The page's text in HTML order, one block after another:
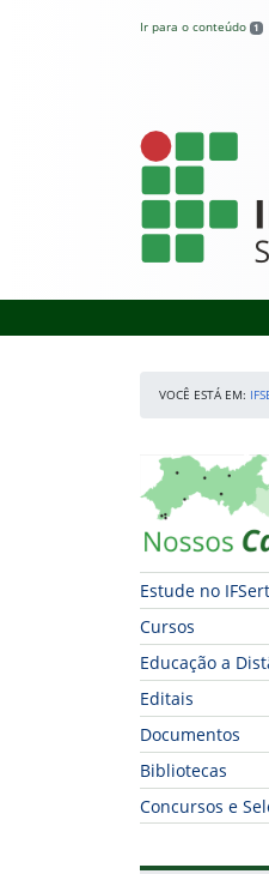
Ir para o conteúdo 1
VOCÊ ESTÁ EM:
Início da
Mapa Campi
Estude no
Cursos
Educação a
Editais
Documentos
Bibliotecas
Concursos e